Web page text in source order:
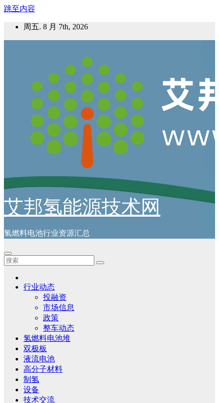
跳至内容
周五. 8 月 7th, 2026
艾邦氢能源技术网
氢燃料电池行业资源汇总
行业动态
投融资
市场信息
政策
整车动态
氢燃料电池堆
双极板
液流电池
高分子材料
制氢
设备
技术交流